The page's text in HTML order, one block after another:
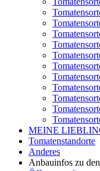
MEINE
Tomatenstandorte
Anderes
Anbauinfos zu